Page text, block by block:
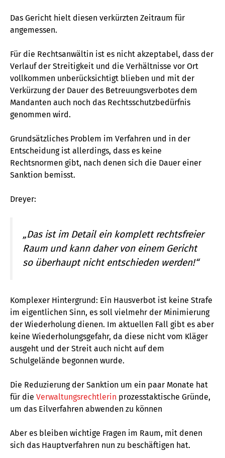
Das Gericht hielt diesen verkürzten Zeitraum für
angemessen.
Für die Rechtsanwältin ist es nicht akzeptabel, dass der
Verlauf der Streitigkeit und die Verhältnisse vor Ort
vollkommen unberücksichtigt blieben und mit der
Verkürzung der Dauer des Betreuungsverbotes dem
Mandanten auch noch das Rechtsschutzbedürfnis
genommen wird.
Grundsätzliches Problem im Verfahren und in der
Entscheidung ist allerdings, dass es keine
Rechtsnormen gibt, nach denen sich die Dauer einer
Sanktion bemisst.
Dreyer:
„Das ist im Detail ein komplett rechtsfreier
Raum und kann daher von einem Gericht
so überhaupt nicht entschieden werden!“
Komplexer Hintergrund: Ein Hausverbot ist keine Strafe
im eigentlichen Sinn, es soll vielmehr der Minimierung
der Wiederholung dienen. Im aktuellen Fall gibt es aber
keine Wiederholungsgefahr, da diese nicht vom Kläger
ausgeht und der Streit auch nicht auf dem
Schulgelände begonnen wurde.
Die Reduzierung der Sanktion um ein paar Monate hat
für die Verwaltungsrechtlerin prozesstaktische Gründe,
um das Eilverfahren abwenden zu können
Aber es bleiben wichtige Fragen im Raum, mit denen
sich das Hauptverfahren nun zu beschäftigen hat.